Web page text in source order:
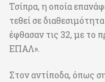
Τσίπρα, η οποία
τεθεί σε
έφθασαν τις 32, με το
ΕΠΑΛ».
Στον αντίποδα, όπως